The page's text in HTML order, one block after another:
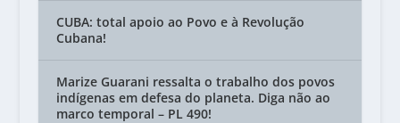
CUBA: total apoio ao Povo e à Revolução
Cubana!
Marize Guarani ressalta o trabalho dos povos
indígenas em defesa do planeta. Diga não ao
marco temporal – PL 490!